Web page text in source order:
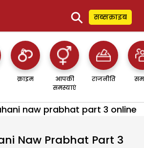
⚲ सब्सक्राइब
क्राइम
आपकी
समस्याएं
राजनीति
naw prabhat part 3 online
Naw Prabhat Part 3